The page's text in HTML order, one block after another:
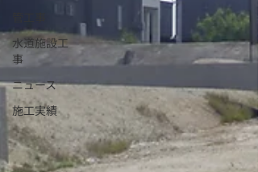
水道施設工
事
ニュース
施工実績